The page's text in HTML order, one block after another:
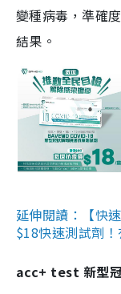
變種病毒，準確
結果。
延伸閱讀：【快
$18快速測試劑
acc+ test 新型